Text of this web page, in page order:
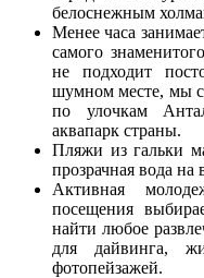
белоснежным
Менее часа
самого
не подходит
шумном месте, мы
по улочкам
аквапарк страны.
Пляжи из гальки
прозрачная вода на
Активная
посещения
найти любое
для дайвинга,
фотопейзажей.